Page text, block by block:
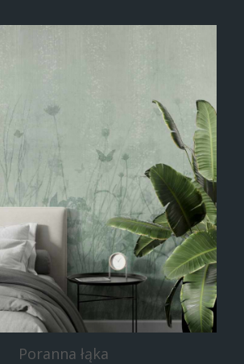
Poranna łąka